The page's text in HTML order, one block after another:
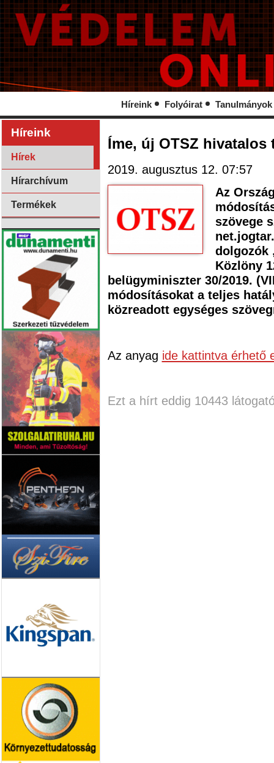
Híreink Folyóirat Tanulmányok
Híreink
Hírek
Hírarchívum
Termékek
Íme, új OTSZ hivatalos
2019. augusztus 12. 07:57
Az
szövege
dolgozók
Közlöny
belügyminiszter 30/2019.
módosításokat a teljes
közreadott egységes
Az anyag ide kattintva érhető
Ezt a hírt eddig 10443